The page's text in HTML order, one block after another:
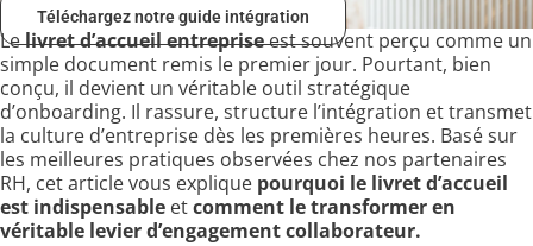
Téléchargez notre guide intégration
Lelivret d’accueil entrepriseest souvent perçu comme un
simple document remis le premier jour. Pourtant, bien
conçu, il devient un véritable outil stratégique
d’onboarding. Il rassure, structure l’intégration et transmet
la culture d’entreprise dès les premières heures. Basé sur
les meilleures pratiques observées chez nos partenaires
RH, cet article vous explique pourquoi le livret d’accueil
est indispensable etcomment le transformer en
véritable levier d’engagement collaborateur.